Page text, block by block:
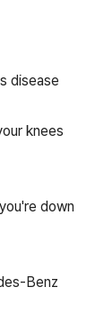
disease
knees
down
Benz